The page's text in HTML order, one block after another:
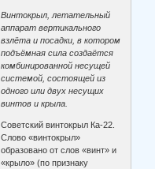
Винтокрыл, летательный
аппарат вертикального
взлёта и посадки, в котором
подъёмная сила создаётся
комбинированной несущей
системой, состоящей из
одного или двух несущих
винтов и крыла.
Советский винтокрыл Ка-22.
Слово «винтокрыл»
образовано от слов «винт» и
«крыло» (по признаку